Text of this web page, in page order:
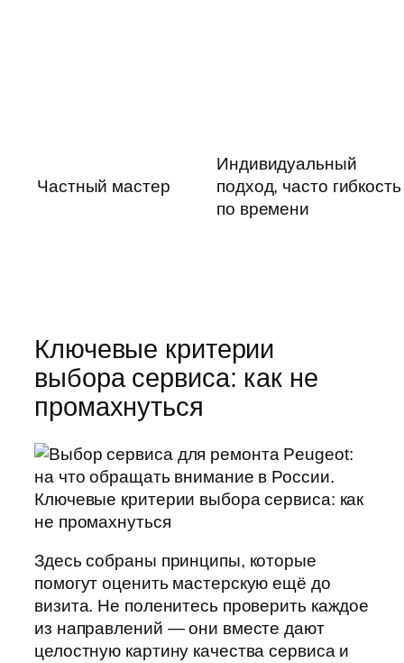
Частный мастер
Индивидуальный
подход, часто гибкость
по времени
Ключевые критерии
выбора сервиса: как не
промахнуться
Здесь собраны принципы, которые
помогут оценить мастерскую ещё до
визита. Не поленитесь проверить каждое
из направлений — они вместе дают
целостную картину качества сервиса и